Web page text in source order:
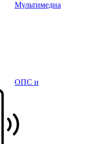
Мультимедиа
ОПС и